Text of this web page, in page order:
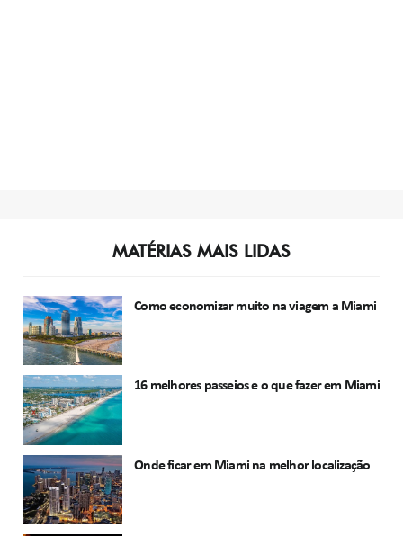
MATÉRIAS MAIS LIDAS
Como economizar muito na viagem a Miami
16 melhores passeios e o que fazer em Miami
Onde ficar em Miami na melhor localização